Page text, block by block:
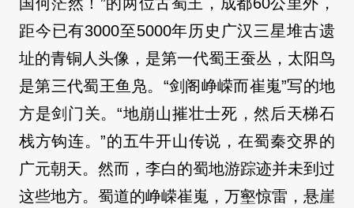
国何茫然！”的两位古蜀王，成都60公里外，
距今已有3000至5000年历史广汉三星堆古遗
址的青铜人头像，是第一代蜀王蚕丛，太阳鸟
是第三代蜀王鱼凫。“剑阁峥嵘而崔嵬”写的地
方是剑门关。“地崩山摧壮士死，然后天梯石
栈方钩连。”的五牛开山传说，在蜀秦交界的
广元朝天。然而，李白的蜀地游踪迹并未到过
这些地方。蜀道的峥嵘崔嵬，万壑惊雷，悬崖